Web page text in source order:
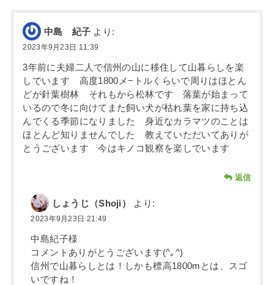
中島 紀子 より:
2023年9月23日 11:39
3年前に夫婦二人で信州の山に移住して山暮らしを楽
しでいます 高度1800メ−トルくらいで周りはほとん
どが針葉樹林 それもから松林です 落葉が始まって
いるので冬に向けてまた飼い犬が枯れ葉を家に持ち込
んでくる季節になりました 身近なカラマツのことは
ほとんど知りませんでした 教えていただいてありが
とうございます 今はキノコ観察を楽しでいます
返信
しょうじ（Shoji） より:
2023年9月23日 21:49
中島紀子様
コメントありがとうございます(^｡^)
信州で山暮らしとは！しかも標高1800mとは、スゴ
いですね！